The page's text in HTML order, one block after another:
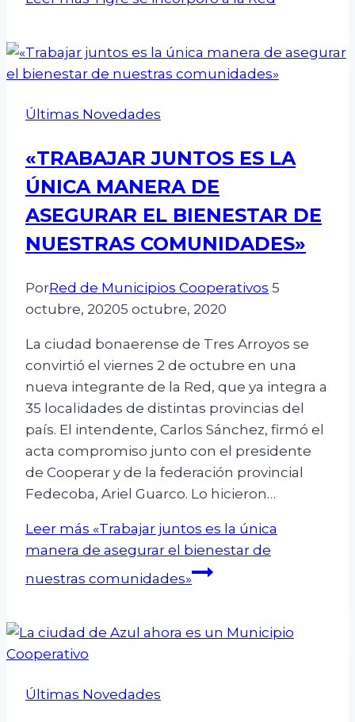
Últimas Novedades
«TRABAJAR JUNTOS ES LA
ÚNICA MANERA DE
ASEGURAR EL BIENESTAR DE
NUESTRAS COMUNIDADES»
PorRed de Municipios Cooperativos 5
octubre, 20205 octubre, 2020
La ciudad bonaerense de Tres Arroyos se
convirtió el viernes 2 de octubre en una
nueva integrante de la Red, que ya integra a
35 localidades de distintas provincias del
país. El intendente, Carlos Sánchez, firmó el
acta compromiso junto con el presidente
de Cooperar y de la federación provincial
Fedecoba, Ariel Guarco. Lo hicieron…
Leer más «Trabajar juntos es la única
manera de asegurar el bienestar de
nuestras comunidades»
Últimas Novedades